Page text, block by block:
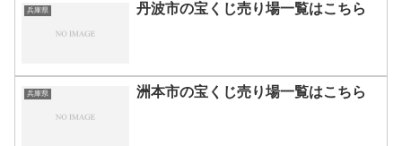
兵庫県 丹波市の宝くじ売り場一覧はこちら
兵庫県 洲本市の宝くじ売り場一覧はこちら